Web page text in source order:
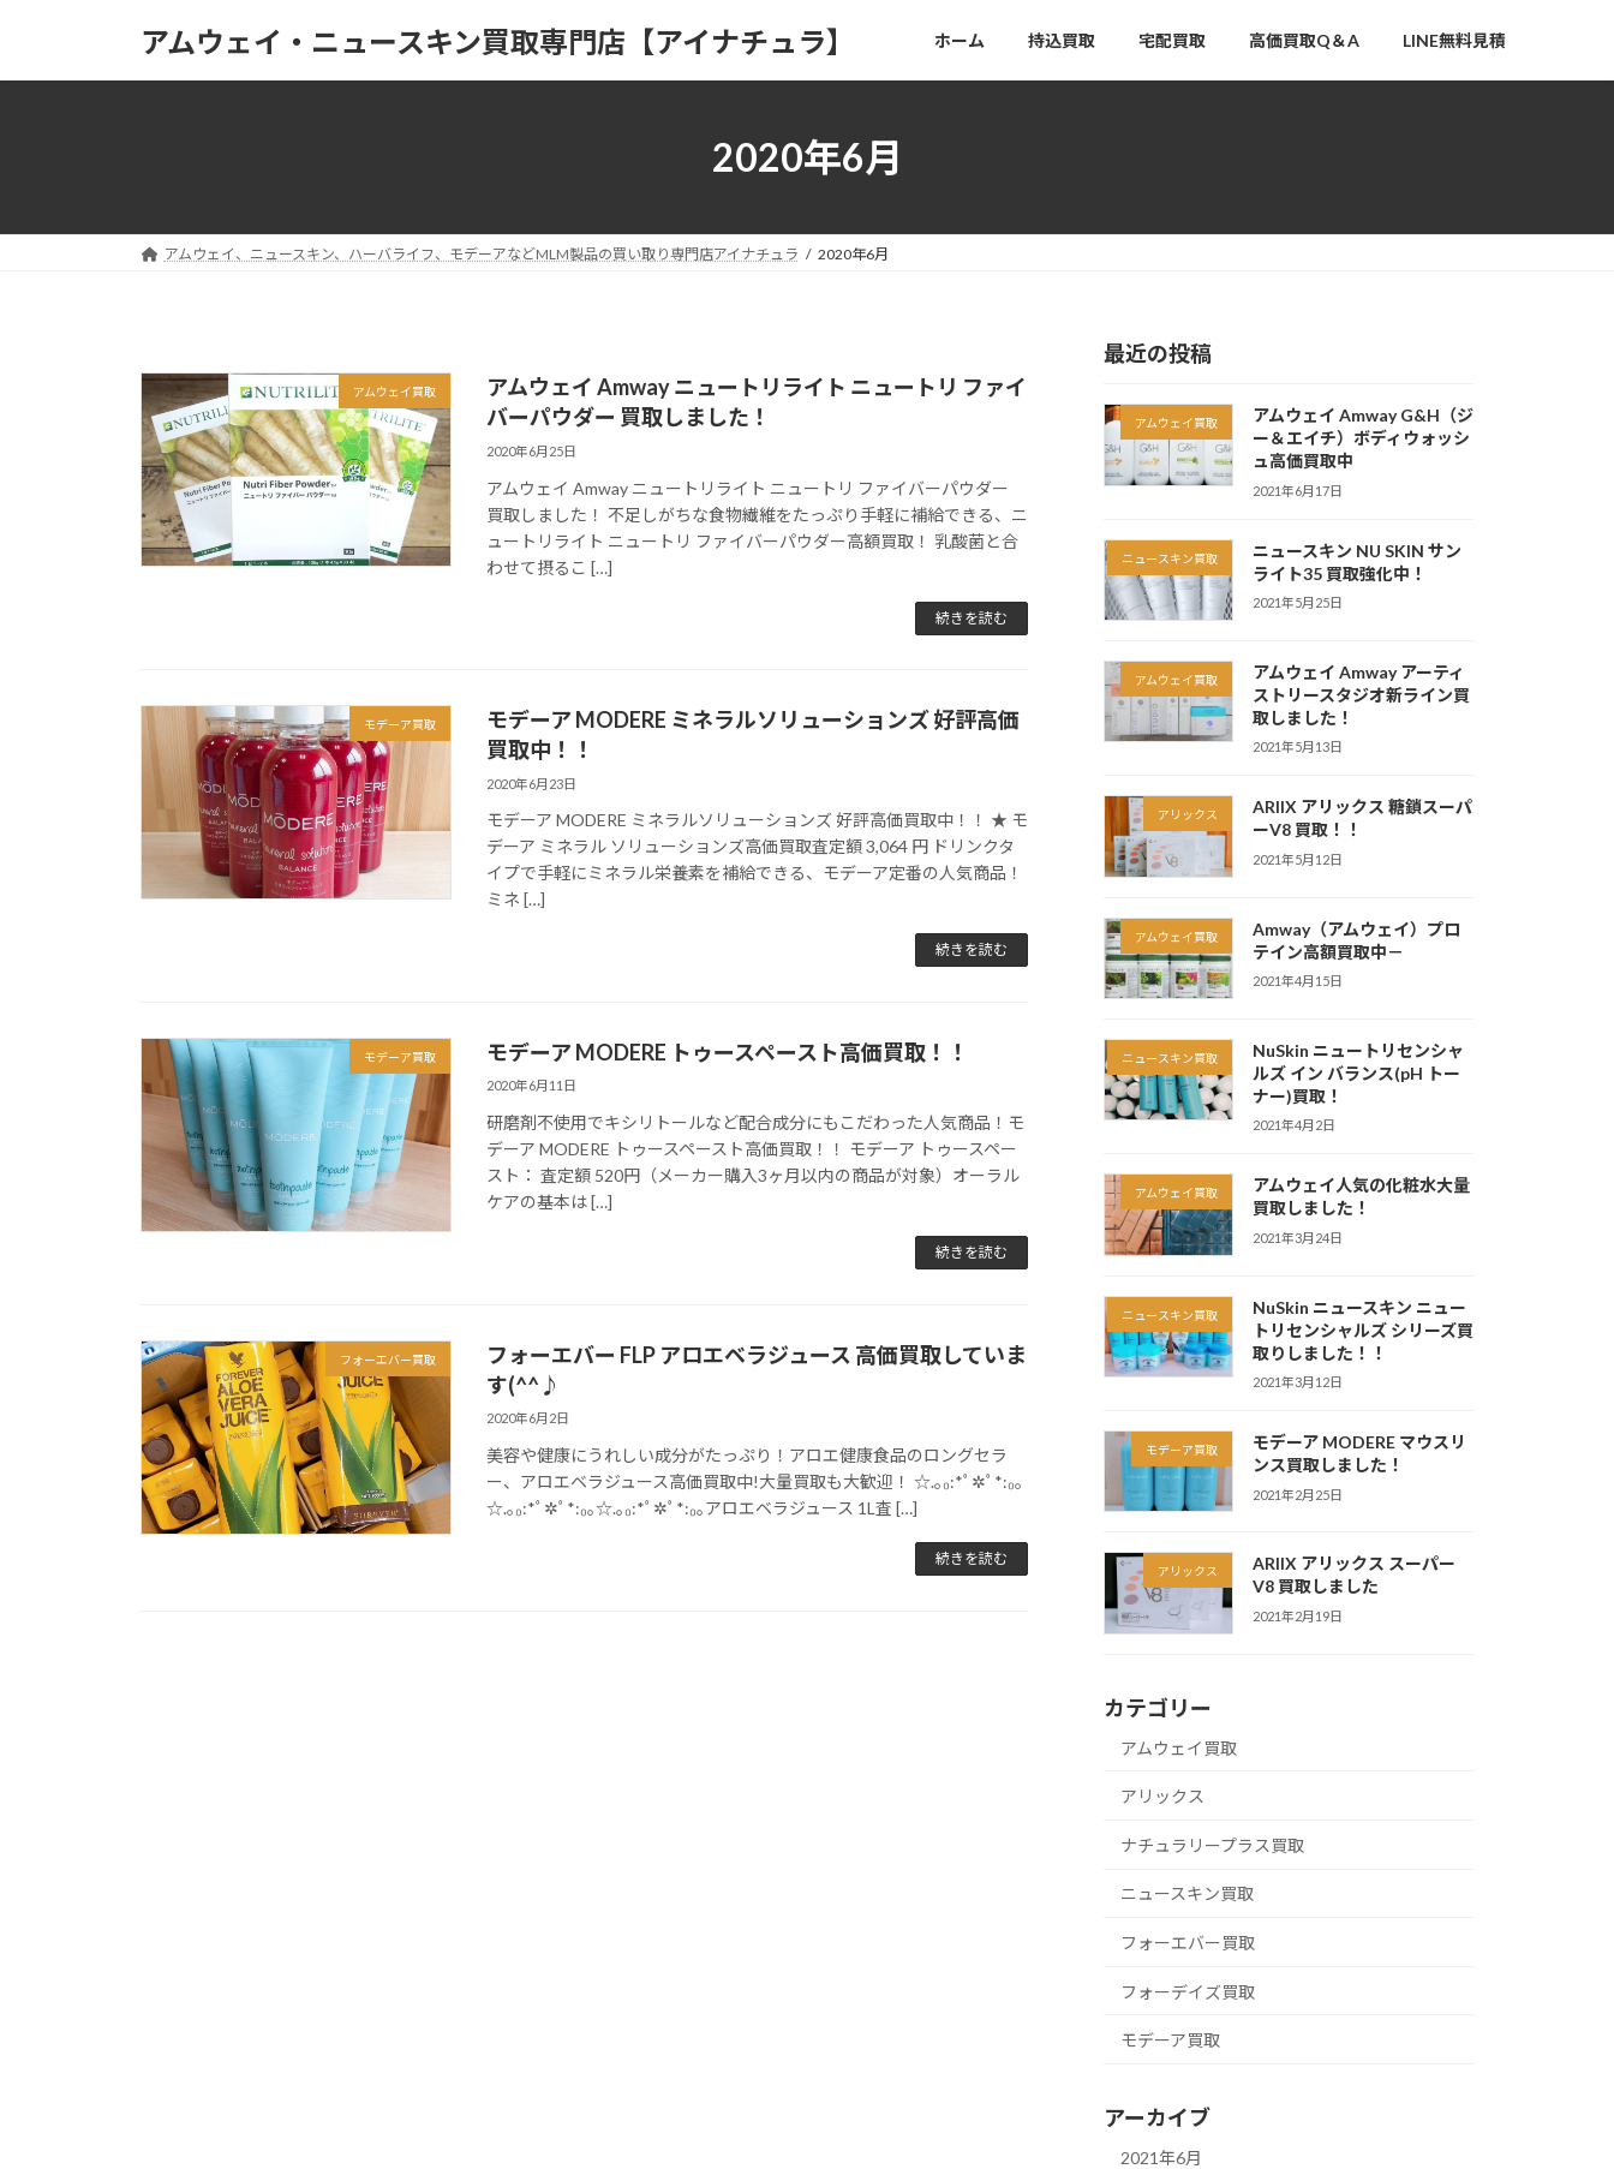
アムウェイ・ニュースキン買取専門店【アイナチュラ】 ホーム 持込買取 宅配買取 高価買取Q＆A LINE無料見積
2020年6月
アムウェイ、ニュースキン、ハーバライフ、モデーアなどMLM製品の買い取り専門店アイナチュラ 2020年6月
アムウェイ買取
アムウェイ Amway ニュートリライト ニュートリ ファイ
バーパウダー 買取しました！
2020年6月25日
アムウェイ Amway ニュートリライト ニュートリ ファイバーパウダー
買取しました！ 不足しがちな食物繊維をたっぷり手軽に補給できる、ニ
ュートリライト ニュートリ ファイバーパウダー高額買取！ 乳酸菌と合
わせて摂るこ […]
続きを読む
モデーア買取
モデーア MODERE ミネラルソリューションズ 好評高価
買取中！！
2020年6月23日
モデーア MODERE ミネラルソリューションズ 好評高価買取中！！ ★ モ
デーア ミネラル ソリューションズ高価買取査定額 3,064 円 ドリンクタ
イプで手軽にミネラル栄養素を補給できる、モデーア定番の人気商品！
ミネ […]
続きを読む
モデーア買取 モデーア MODERE トゥースペースト高価買取！！
2020年6月11日
研磨剤不使用でキシリトールなど配合成分にもこだわった人気商品！モ
デーア MODERE トゥースペースト高価買取！！ モデーア トゥースペー
スト： 査定額 520円（メーカー購入3ヶ月以内の商品が対象）オーラル
ケアの基本は […]
続きを読む
フォーエバー買取
フォーエバー FLP アロエベラジュース 高価買取していま
す(^^♪
2020年6月2日
美容や健康にうれしい成分がたっぷり！アロエ健康食品のロングセラ
ー、アロエベラジュース高価買取中!大量買取も大歓迎！ ☆.｡₀:*ﾟ✲ﾟ*:₀｡
☆.｡₀:*ﾟ✲ﾟ*:₀｡☆.｡₀:*ﾟ✲ﾟ*:₀｡アロエベラジュース 1L査 […]
続きを読む
最近の投稿
アムウェイ買取
アムウェイ Amway G&H（ジ
ー＆エイチ）ボディウォッシ
ュ高価買取中
2021年6月17日
ニュースキン買取
ニュースキン NU SKIN サン
ライト35 買取強化中！
2021年5月25日
アムウェイ買取
アムウェイ Amway アーティ
ストリースタジオ新ライン買
取しました！
2021年5月13日
アリックス
ARIIX アリックス 糖鎖スーパ
ーV8 買取！！
2021年5月12日
アムウェイ買取
Amway（アムウェイ）プロ
テイン高額買取中－
2021年4月15日
ニュースキン買取
NuSkin ニュートリセンシャ
ルズ イン バランス(pH トー
ナー)買取！
2021年4月2日
アムウェイ買取
アムウェイ人気の化粧水大量
買取しました！
2021年3月24日
ニュースキン買取
NuSkin ニュースキン ニュー
トリセンシャルズ シリーズ買
取りしました！！
2021年3月12日
モデーア買取
モデーア MODERE マウスリ
ンス買取しました！
2021年2月25日
アリックス
ARIIX アリックス スーパー
V8 買取しました
2021年2月19日
カテゴリー
アムウェイ買取
アリックス
ナチュラリープラス買取
ニュースキン買取
フォーエバー買取
フォーデイズ買取
モデーア買取
アーカイブ
2021年6月